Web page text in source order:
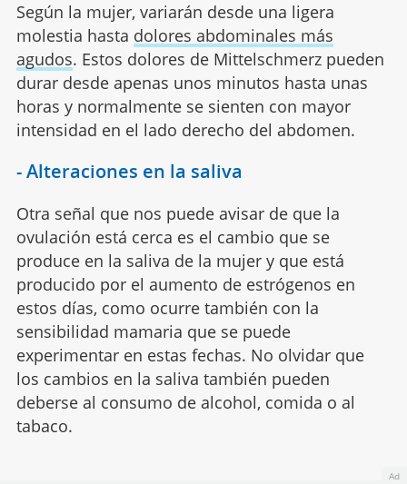
Según la mujer, variarán desde una ligera
molestia hasta dolores abdominales más
agudos. Estos dolores de Mittelschmerz pueden
durar desde apenas unos minutos hasta unas
horas y normalmente se sienten con mayor
intensidad en el lado derecho del abdomen.
- Alteraciones en la saliva
Otra señal que nos puede avisar de que la
ovulación está cerca es el cambio que se
produce en la saliva de la mujer y que está
producido por el aumento de estrógenos en
estos días, como ocurre también con la
sensibilidad mamaria que se puede
experimentar en estas fechas. No olvidar que
los cambios en la saliva también pueden
deberse al consumo de alcohol, comida o al
tabaco.
Ad